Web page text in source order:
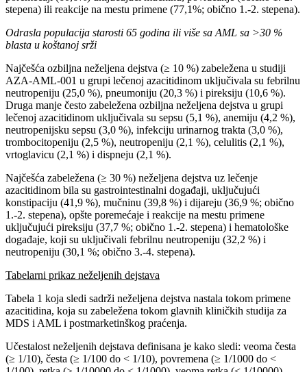
stepena) ili reakcije na mestu primene (77,1%; obično 1.-2. stepena).
Odrasla populacija starosti 65 godina ili više sa AML sa >30 %
blasta u koštanoj srži
Najčešća ozbiljna neželjena dejstva (≥ 10 %) zabeležena u studiji
AZA-AML-001 u grupi lečenoj azacitidinom uključivala su febrilnu
neutropeniju (25,0 %), pneumoniju (20,3 %) i pireksiju (10,6 %).
Druga manje često zabeležena ozbiljna neželjena dejstva u grupi
lečenoj azacitidinom uključivala su sepsu (5,1 %), anemiju (4,2 %),
neutropenijsku sepsu (3,0 %), infekciju urinarnog trakta (3,0 %),
trombocitopeniju (2,5 %), neutropeniju (2,1 %), celulitis (2,1 %),
vrtoglavicu (2,1 %) i dispneju (2,1 %).
Najčešća zabeležena (≥ 30 %) neželjena dejstva uz lečenje
azacitidinom bila su gastrointestinalni događaji, uključujući
konstipaciju (41,9 %), mučninu (39,8 %) i dijareju (36,9 %; obično
1.-2. stepena), opšte poremećaje i reakcije na mestu primene
uključujući pireksiju (37,7 %; obično 1.-2. stepena) i hematološke
događaje, koji su uključivali febrilnu neutropeniju (32,2 %) i
neutropeniju (30,1 %; obično 3.-4. stepena).
Tabelarni prikaz neželjenih dejstava
Tabela 1 koja sledi sadrži neželjena dejstva nastala tokom primene
azacitidina, koja su zabeležena tokom glavnih kliničkih studija za
MDS i AML i postmarketinškog praćenja.
Učestalost neželjenih dejstava definisana je kako sledi: veoma česta
(≥ 1/10), česta (≥ 1/100 do < 1/10), povremena (≥ 1/1000 do <